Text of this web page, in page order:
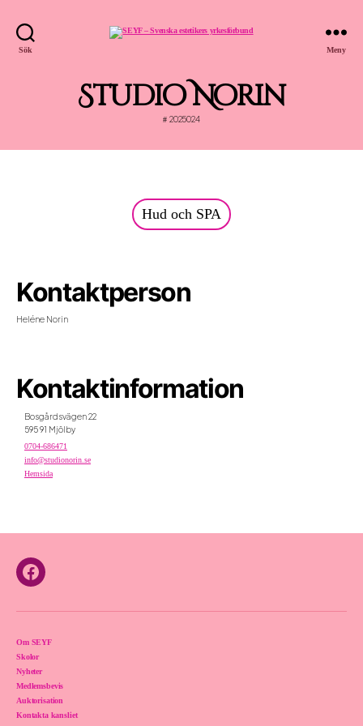
Sök
yrkesförbund
Meny
Studio Norin
# 2025024
Kontaktinformation
Bosgårdsvägen 22
595 91 Mjölby
0704-686471
info@studionorin.se
Hemsida
Kontaktperson
Heléne Norin
Hud och SPA
Facebook
Om SEYF
Skolor
Nyheter
Medlemsbevis
Auktorisation
Kontakta kansliet